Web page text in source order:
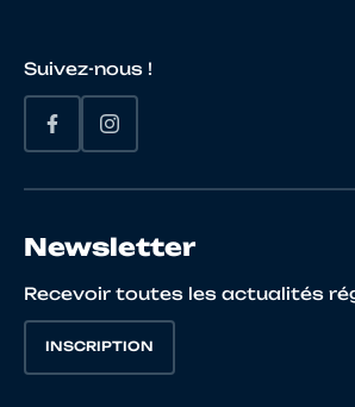
21
22 10133286670
Suivez-nous !
Newsletter
Recevoir toutes les actualités
INSCRIPTION